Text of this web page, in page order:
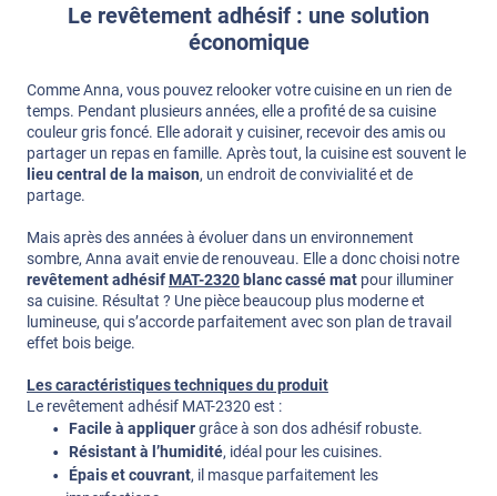
Le revêtement adhésif : une solution
économique
Comme Anna, vous pouvez relooker votre cuisine en un rien de
temps. Pendant plusieurs années, elle a profité de sa cuisine
couleur gris foncé. Elle adorait y cuisiner, recevoir des amis ou
partager un repas en famille. Après tout, la cuisine est souvent le
lieu central de la maison, un endroit de convivialité et de
partage.
Mais après des années à évoluer dans un environnement
sombre, Anna avait envie de renouveau. Elle a donc choisi notre
revêtement adhésif MAT-2320 blanc cassé mat pour illuminer
sa cuisine. Résultat ? Une pièce beaucoup plus moderne et
lumineuse, qui s’accorde parfaitement avec son plan de travail
effet bois beige.
Les caractéristiques techniques du produit
Le revêtement adhésif MAT-2320 est :
Facile à appliquergrâce à son dos adhésif robuste.
Résistant à l’humidité, idéal pour les cuisines.
Épais et couvrant, il masque parfaitement les